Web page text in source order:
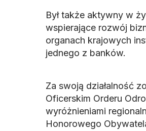
Był także aktywny w
wspierające rozwój
organach krajowych
jednego z banków.
Za swoją działalność
Oficerskim Orderu
wyróżnieniami
Honorowego